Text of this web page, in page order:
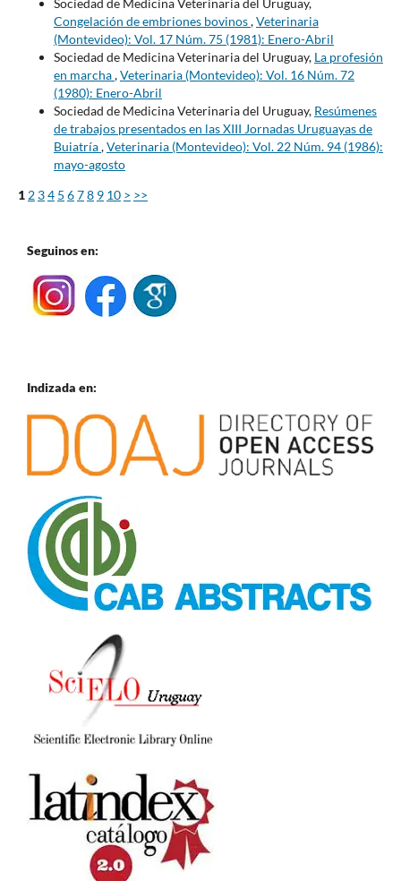
Sociedad de Medicina Veterinaria del Uruguay,
Congelación de embriones bovinos,Veterinaria
(Montevideo): Vol. 17 Núm. 75 (1981): Enero-Abril
Sociedad de Medicina Veterinaria del Uruguay, La profesión
en marcha,Veterinaria (Montevideo): Vol. 16 Núm. 72
(1980): Enero-Abril
Sociedad de Medicina Veterinaria del Uruguay, Resúmenes
de trabajos presentados en las XIII Jornadas Uruguayas de
Buiatría,Veterinaria (Montevideo): Vol. 22 Núm. 94 (1986):
mayo-agosto
12 34 5 678 9 10 > >>
Seguinos en:
Indizada en: